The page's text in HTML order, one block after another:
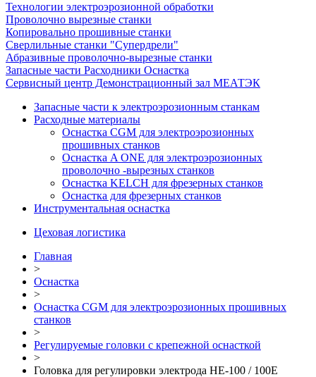
Технологии электроэрозионной обработки
Проволочно вырезные станки
Копировально прошивные станки
Сверлильные станки "Супердрели"
Абразивные проволочно-вырезные станки
Запасные части Расходники Оснастка
Сервисный центр Демонстрационный зал МЕАТЭК
Запасные части к электроэрозионным станкам
Расходные материалы
Оснастка CGM для электроэрозионных
прошивных станков
Оснастка A ONE для электроэрозионных
проволочно -вырезных станков
Оснастка KELCH для фрезерных станков
Оснастка для фрезерных станков
Инструментальная оснастка
Цеховая логистика
Главная
>
Оснастка
>
Оснастка CGM для электроэрозионных прошивных
станков
>
Регулируемые головки с крепежной оснасткой
>
Головка для регулировки электрода HE-100 / 100E